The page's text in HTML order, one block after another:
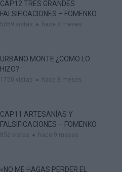
CAP12 TRES GRANDES
FALSIFICACIONES – FOMENKO
5059 vistas hace 8 meses
URBANO MONTE ¿COMO LO
HIZO?
1750 vistas hace 8 meses
CAP11 ARTESANÍAS Y
FALSIFICACIONES – FOMENKO
856 vistas hace 9 meses
«NO ME HAGAS PERDER EL